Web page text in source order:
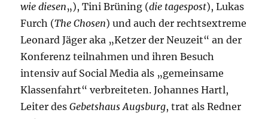
wie diesen„), Tini Brüning (die tagespost), Lukas
Furch (The Chosen) und auch der rechtsextreme
Leonard Jäger aka „Ketzer der Neuzeit“ an der
Konferenz teilnahmen und ihren Besuch
intensiv auf Social Media als „gemeinsame
Klassenfahrt“ verbreiteten. Johannes Hartl,
Leiter desGebetshaus Augsburg, trat als Redner